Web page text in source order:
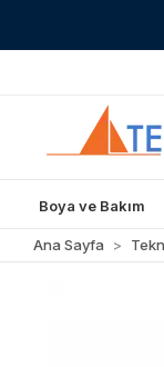
Boya ve Bakım
Ana Sayfa